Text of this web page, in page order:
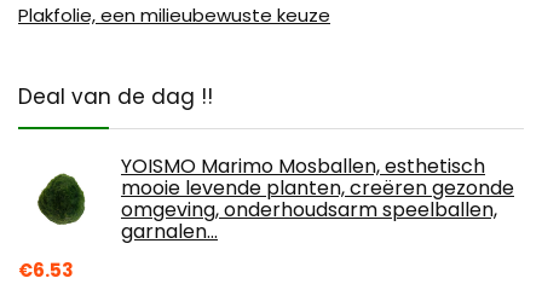
Plakfolie, een milieubewuste keuze
Deal van de dag !!
YOISMO Marimo Mosballen, esthetisch
mooie levende planten, creëren gezonde
omgeving, onderhoudsarm speelballen,
garnalen…
€6.53